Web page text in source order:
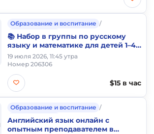
Образование и воспитание /
Частные уроки
📚 Набор в группы по русскому
языку и математике для детей 1–4
классов!
19 июля 2026, 11:45 утра
Номер 206306
$15 в час
Образование и воспитание /
Частные уроки
Английский язык онлайн с
опытным преподавателем в